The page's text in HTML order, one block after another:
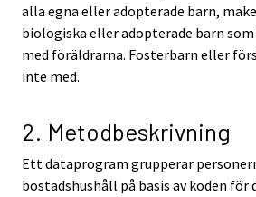
alla egna eller adopterade barn,
biologiska eller adopterade barn
med föräldrarna. Fosterbarn eller
inte med.
2. Metodbeskrivning
Ett dataprogram grupperar
bostadshushåll på basis av koden för